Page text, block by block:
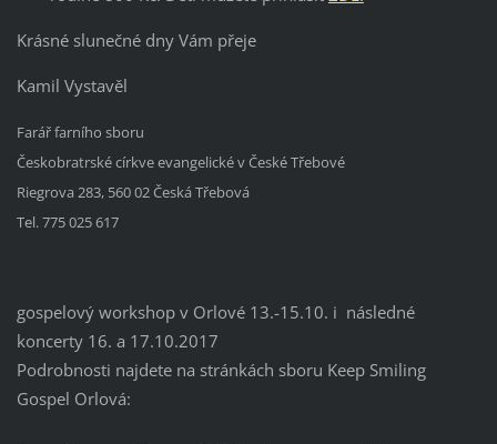
Krásné slunečné dny Vám přeje
Kamil Vystavěl
Farář farního sboru
Českobratrské církve evangelické v České Třebové
Riegrova 283, 560 02 Česká Třebová
Tel. 775 025 617
gospelový workshop v Orlové 13.-15.10. i následné
koncerty 16. a 17.10.2017
Podrobnosti najdete na stránkách sboru Keep Smiling
Gospel Orlová: